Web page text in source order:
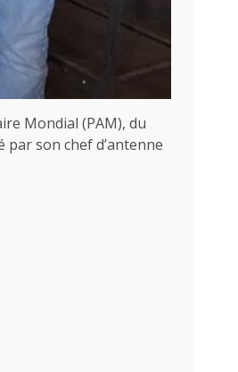
Mondial (PAM), du
son chef d’antenne